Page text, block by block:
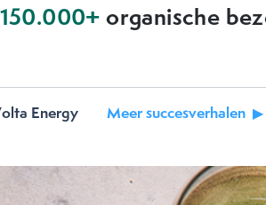
150.000+ organische
Energy Meer succesverhalen